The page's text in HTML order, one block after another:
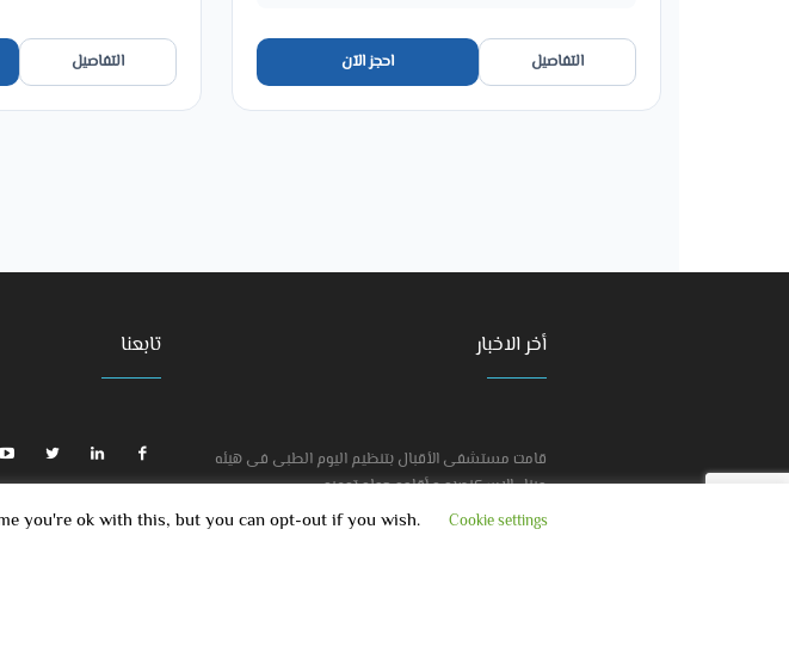
التفاصيل احجز الآن التفاصيل
أخر الاخبار
قامت مستشفى الأقبال بتنظيم اليوم الطبى فى هيئه
ميناء الاسكندريه و أقامه حمله توعيه
تم أفتتاح مركز العيادات الخارجيه لمستشفى الأقبال
تابعنا
you're ok with this, but you can opt-out if you wish. Cookie settings